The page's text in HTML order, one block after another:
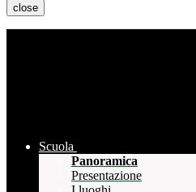
close
Scuola
Panoramica
Presentazione